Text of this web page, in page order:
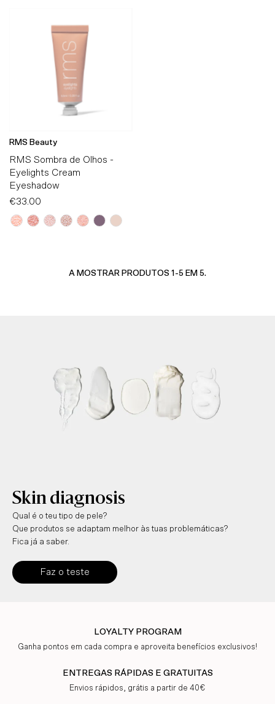
RMS Beauty
RMS Sombra de Olhos -
Eyelights Cream
Eyeshadow
Preço
Normal
€33.00
A MOSTRAR PRODUTOS 1-5 EM 5.
Skin diagnosis
Qual é o teu tipo de pele?
Que produtos se adaptam melhor às tuas problemáticas?
Fica já a saber.
Faz o teste
LOYALTY PROGRAM
Ganha pontos em cada compra e aproveita benefícios exclusivos!
ENTREGAS RÁPIDAS E GRATUITAS
Envios rápidos, grátis a partir de 40€